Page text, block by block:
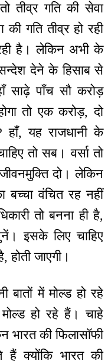
तीव्र गति की सेवा
गति तीव्र हो रही
है। लेकिन अभी के
देने के हिसाब से
साढ़े पाँच सौ करोड़
तो एक करोड़, दो
यह राजधानी के
तो सब। वर्सा तो
दो। लेकिन
बच्चा वंचित रह नहीं
तो बनना ही है,
इसके लिए चाहिए
जाएगी।
बातों में मोल्ड हो रहे
हो रहे हैं। चाहे
भारत की फिलासॉफी
हैं क्योंकि भारत की